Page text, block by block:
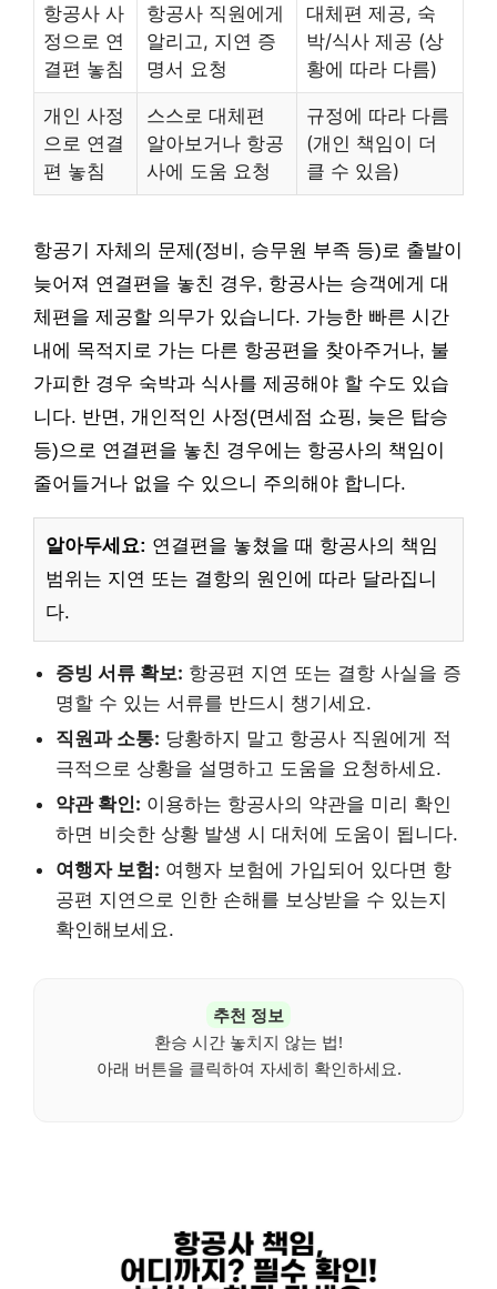
항공사 사
정으로 연
결편 놓침
항공사 직원에게
알리고, 지연 증
명서 요청
대체편 제공, 숙
박/식사 제공 (상
황에 따라 다름)
개인 사정
으로 연결
편 놓침
스스로 대체편
알아보거나 항공
사에 도움 요청
규정에 따라 다름
(개인 책임이 더
클 수 있음)
항공기 자체의 문제(정비, 승무원 부족 등)로 출발이
늦어져 연결편을 놓친 경우, 항공사는 승객에게 대
체편을 제공할 의무가 있습니다. 가능한 빠른 시간
내에 목적지로 가는 다른 항공편을 찾아주거나, 불
가피한 경우 숙박과 식사를 제공해야 할 수도 있습
니다. 반면, 개인적인 사정(면세점 쇼핑, 늦은 탑승
등)으로 연결편을 놓친 경우에는 항공사의 책임이
줄어들거나 없을 수 있으니 주의해야 합니다.
알아두세요: 연결편을 놓쳤을 때 항공사의 책임
범위는 지연 또는 결항의 원인에 따라 달라집니
다.
증빙 서류 확보: 항공편 지연 또는 결항 사실을 증
명할 수 있는 서류를 반드시 챙기세요.
직원과 소통: 당황하지 말고 항공사 직원에게 적
극적으로 상황을 설명하고 도움을 요청하세요.
약관 확인: 이용하는 항공사의 약관을 미리 확인
하면 비슷한 상황 발생 시 대처에 도움이 됩니다.
여행자 보험: 여행자 보험에 가입되어 있다면 항
공편 지연으로 인한 손해를 보상받을 수 있는지
확인해보세요.
추천 정보
환승 시간 놓치지 않는 법!
아래 버튼을 클릭하여 자세히 확인하세요.